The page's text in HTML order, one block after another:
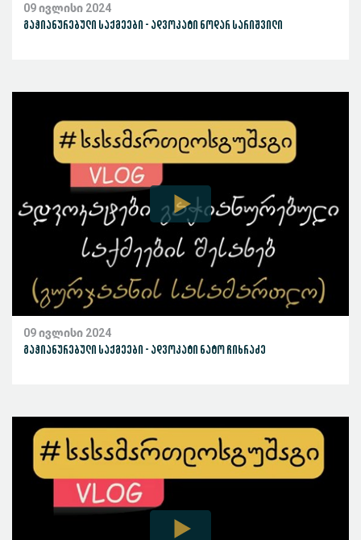
09 ივლისი 2024
გაჭიანურებული საქმეები - ადვოკატი ნოდარ სარიშვილი
09 ივლისი 2024
გაჭიანურებული საქმეები - ადვოკატი ნატო ჩიხრაძე